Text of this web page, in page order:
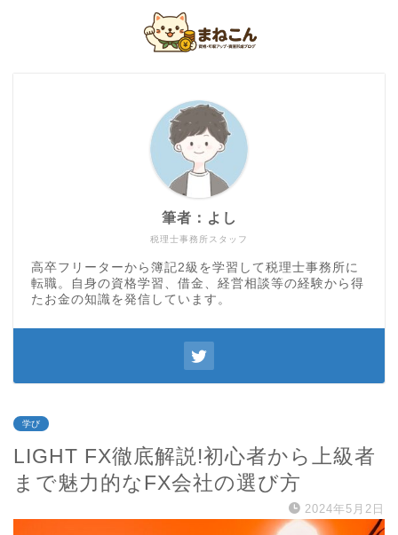
税理士事務所スタッフ
筆者：よし
高卒フリーターから簿記2級を学習して税理士事務所に
転職。自身の資格学習、借金、経営相談等の経験から得
たお金の知識を発信しています。
学び
LIGHT FX徹底解説!初心者から上級者
まで魅力的なFX会社の選び方
2024年5月2日